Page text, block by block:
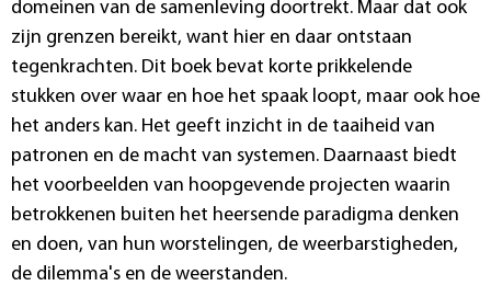
domeinen van de samenleving doortrekt. Maar dat ook
zijn grenzen bereikt, want hier en daar ontstaan
tegenkrachten. Dit boek bevat korte prikkelende
stukken over waar en hoe het spaak loopt, maar ook hoe
het anders kan. Het geeft inzicht in de taaiheid van
patronen en de macht van systemen. Daarnaast biedt
het voorbeelden van hoopgevende projecten waarin
betrokkenen buiten het heersende paradigma denken
en doen, van hun worstelingen, de weerbarstigheden,
de dilemma's en de weerstanden.